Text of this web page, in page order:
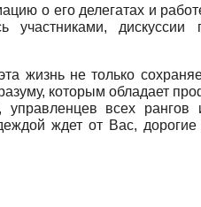
о его делегатах и
дискуссии
жизнь не только
которым обладает
управленцев всех
ждет от Вас,